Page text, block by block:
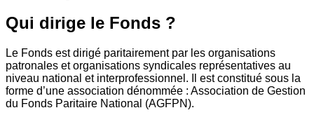
Qui dirige le Fonds ?
Le Fonds est dirigé paritairement par les organisations
patronales et organisations syndicales représentatives au
niveau national et interprofessionnel. Il est constitué sous la
forme d’une association dénommée : Association de Gestion
du Fonds Paritaire National (AGFPN).